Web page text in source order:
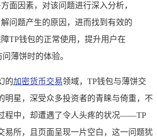
面因素，对该问题进行深入分析，
问题产生的原因，进而找到有效的
TP钱包的正常使用，提升用户在
薄饼时的体验。
的加密货币交易领域，TP钱包与薄饼交
明星，深受众多投资者的青睐与倚重，不
程中，却遭遇了令人头疼的状况——TP
易所，且页面呈现一片空白，这一问题犹